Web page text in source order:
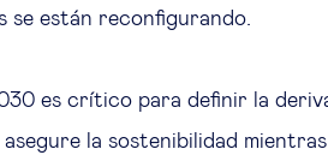
se están reconfigurando.
es crítico para definir la
asegure la sostenibilidad